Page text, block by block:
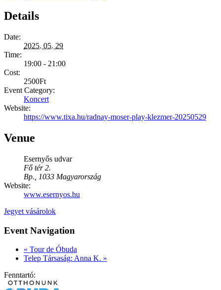
Details
Date:
2025. 05. 29
Time:
19:00 - 21:00
Cost:
2500Ft
Event Category:
Koncert
Website:
https://www.tixa.hu/radnay-moser-play-klezmer-20250529
Venue
Esernyős udvar
Fő tér 2.
Bp.
1033 Magyarország
Website:
www.esernyos.hu
Jegyet vásárolok
Event Navigation
« Tour de Óbuda
Telep Társaság: Anna K. »
Fenntartó: